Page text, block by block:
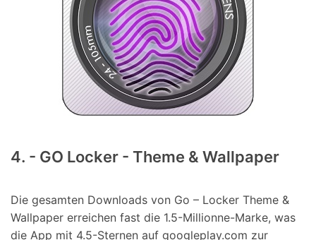
4. - GO Locker - Theme & Wallpaper
Die gesamten Downloads von Go – Locker Theme &
Wallpaper erreichen fast die 1.5-Millionne-Marke, was
die App mit 4.5-Sternen auf googleplay.com zur